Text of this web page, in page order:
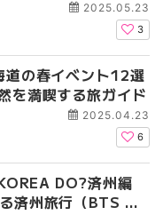
2025.05.23
3
道の春イベント12選
を満喫する旅ガイド
2025.04.23
6
DO?済州編
済州旅行（BTS TO